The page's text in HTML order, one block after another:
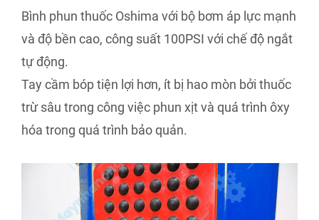
Bình phun thuốc Oshima với bộ bơm áp lực mạnh
và độ bền cao, công suất 100PSI với chế độ ngắt
tự động.
Tay cầm bóp tiện lợi hơn, ít bị hao mòn bởi thuốc
trừ sâu trong công việc phun xịt và quá trình ôxy
hóa trong quá trình bảo quản.